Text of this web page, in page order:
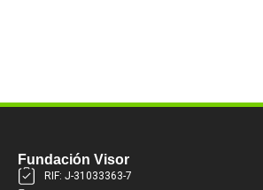
Fundación Visor
RIF: J-31033363-7